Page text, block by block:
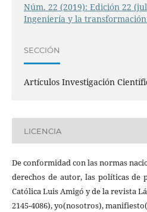
Núm. 22 (2019): Edición 22
Ingeniería y la
SECCIÓN
Artículos Investigación
LICENCIA
De conformidad con las normas
derechos de autor, las políticas de
Católica Luis Amigó y de la revista
2145-4086), yo(nosotros),